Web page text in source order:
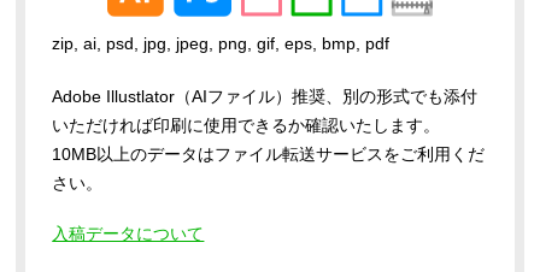
zip, ai, psd, jpg, jpeg, png, gif, eps, bmp, pdf
Adobe Illustlator（AIファイル）推奨、別の形式でも添付
いただければ印刷に使用できるか確認いたします。
10MB以上のデータはファイル転送サービスをご利用くだ
さい。
入稿データについて